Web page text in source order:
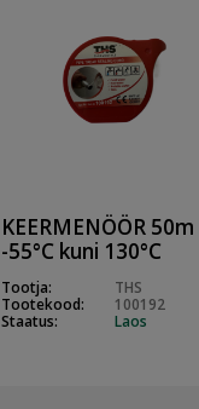
KEERMENÖÖR 50m
-55°C kuni 130°C
Tootja:
THS
Tootekood:
100192
Staatus:
Laos